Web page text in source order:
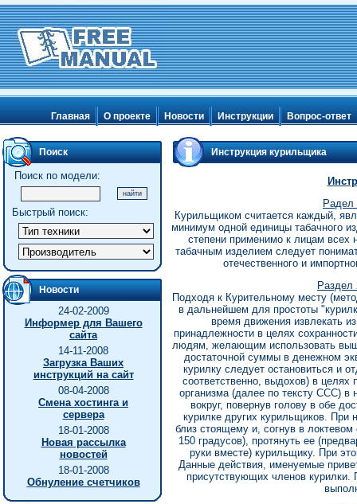
Главная О проекте Новости Инструкции Вопрос-ответ
Поиск
Поиск по модели:
Быстрый поиск:
Новости
24-02-2009
Информер для Вашего
сайта
14-11-2008
Загрузка Ваших
инструкций на сайт
08-04-2008
Смена хостинга и
сервера
18-01-2008
Новая рассылка
новостей
18-01-2008
Обнуление счетчиков
Инструкция курильщика
Курильщиком считается каждый,
минимум одной единицы табачного
степени применимо к лицам всех
табачным изделием следует
отечественного и
Раздел
Подходя к Куpительномy месту
в дальнейшем для простоты
время движения извлекать
принадлежности в целях
людям, желающим использовать
достаточной суммы в денежном
курилку следует остановиться и
соответственно, выдохов) в целях
организма (далее по тексту ССС) в
вокруг, повернув голову в обе
курилке других курильщиков. При
близ стоящему и, согнув в
150 градусов), протянуть ее
руки вместе) курильщику. При
Данные действия, именуемые
присутствующих членов курилки.